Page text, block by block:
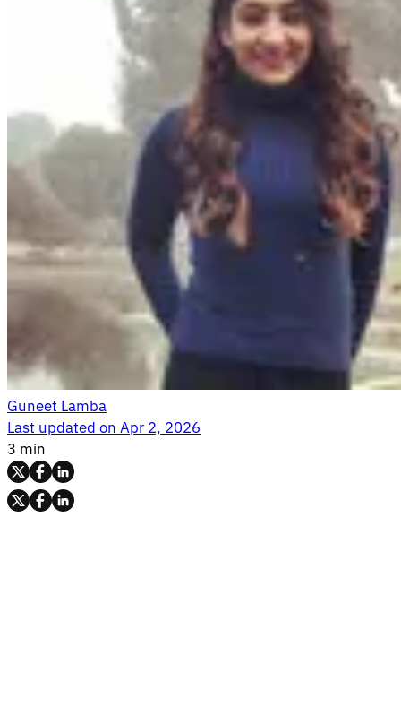
Guneet Lamba
Last updated onApr 2, 2026
3 min